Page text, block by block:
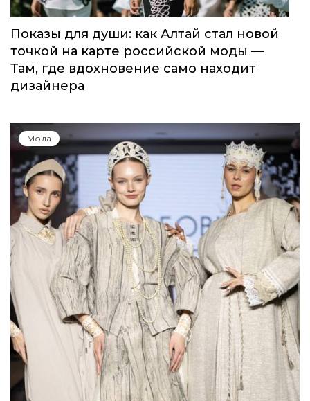
Показы для души: как Алтай стал новой
точкой на карте российской моды —
Там, где вдохновение само находит
дизайнера
Мода